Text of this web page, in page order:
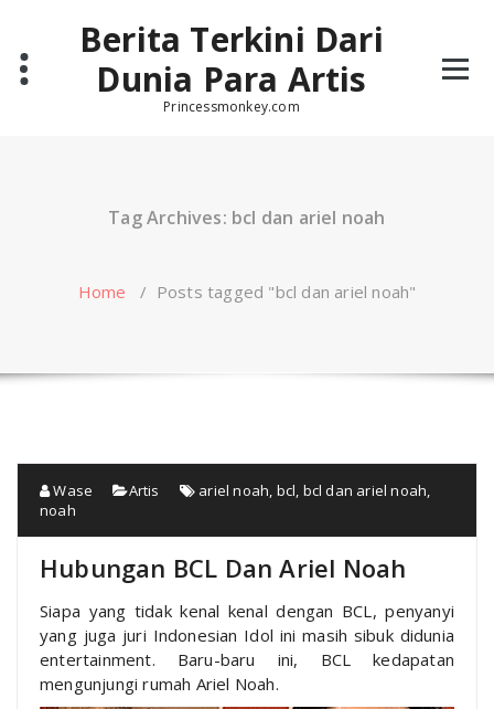
content
Berita Terkini Dari
Dunia Para Artis
Princessmonkey.com
Tag Archives: bcl dan ariel noah
Home / Posts tagged "bcl dan ariel noah"
Wase Artis ariel noah bcl bcl dan ariel noah
noah
Hubungan BCL Dan Ariel Noah
Siapa yang tidak kenal kenal dengan BCL, penyanyi
yang juga juri Indonesian Idol ini masih sibuk didunia
entertainment. Baru-baru ini, BCL kedapatan
mengunjungi rumah Ariel Noah.